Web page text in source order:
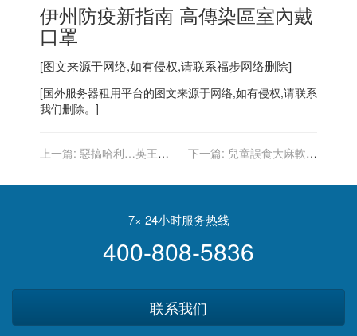
伊州防疫新指南 高傳染區室內戴
口罩
[图文来源于网络,如有侵权,请联系福步网络删除]
[国外服务器租用平台的图文来源于网络,如有侵权,请联系
我们删除。]
上一篇: 惡搞哈利…英王室
Max
下一篇: 兒童誤食大麻軟糖
7× 24小时服务热线
400-808-5836
联系我们